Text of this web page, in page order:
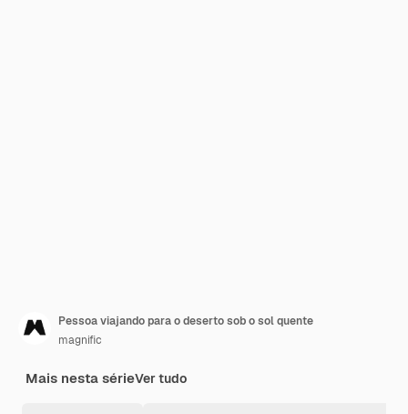
Pessoa viajando para o deserto sob o sol quente
magnific
Mais nesta sérieVer tudo